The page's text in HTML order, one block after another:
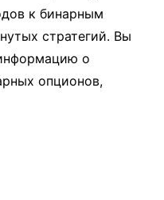
к бинарным
стратегий. Вы
о
опционов,